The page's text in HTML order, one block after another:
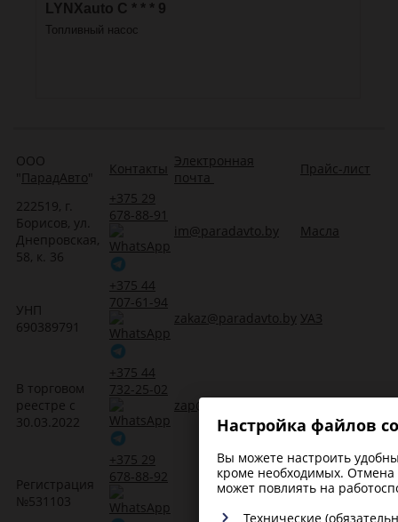
Настройка файлов
Вы можете настроить
кроме необходимых. Отмена
может повлиять на
Технические
LYNXauto C * * * 9
Топливный насос
ООО
" ПарадАвто"
Контакты
Электронная
почта
Прайс-лист
222519, г.
Борисов, ул.
Днепровская,
58, к. 36
+375 29
678-88-91
im@paradavto.by
Масла
УНП
690389791
+375 44
707-61-94
zakaz@paradavto.by УАЗ
В торговом
реестре с
30.03.2022
+375 44
732-25-02
zap@paradavto.by
Регистрация
№531103
+375 29
678-88-92